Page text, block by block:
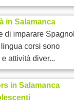
in Salamanca
di imparare
corsi sono
attività diver...
in Salamanca